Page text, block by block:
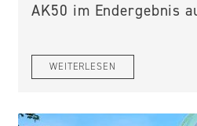
AK50 im Endergebnis
WEITERLESEN